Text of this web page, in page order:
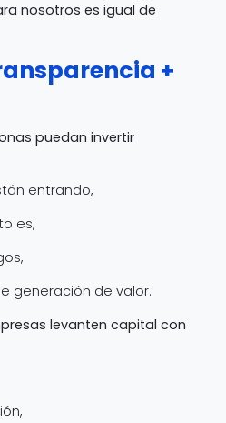
nosotros es igual de
+
puedan invertir
entrando,
es,
generación de valor.
levanten capital con